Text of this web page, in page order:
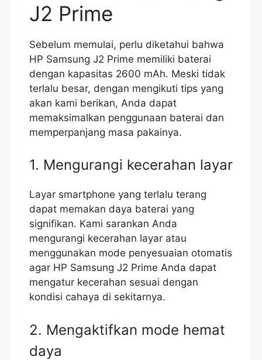
J2 Prime
Sebelum memulai, perlu diketahui bahwa
HP Samsung J2 Prime memiliki baterai
dengan kapasitas 2600 mAh. Meski tidak
terlalu besar, dengan mengikuti tips yang
akan kami berikan, Anda dapat
memaksimalkan penggunaan baterai dan
memperpanjang masa pakainya.
1. Mengurangi kecerahan layar
Layar smartphone yang terlalu terang
dapat memakan daya baterai yang
signifikan. Kami sarankan Anda
mengurangi kecerahan layar atau
menggunakan mode penyesuaian otomatis
agar HP Samsung J2 Prime Anda dapat
mengatur kecerahan sesuai dengan
kondisi cahaya di sekitarnya.
2. Mengaktifkan mode hemat
daya